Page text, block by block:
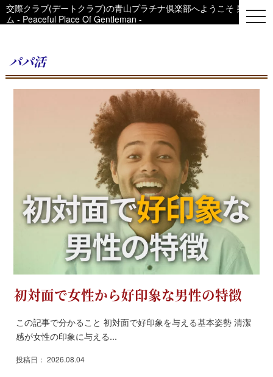
交際クラブ(デートクラブ)の青山プラチナ倶楽部へようこそ 男性用コ
ム - Peaceful Place Of Gentleman -
パパ活
初対面で女性から好印象な男性の特徴
この記事で分かること 初対面で好印象を与える基本姿勢 清潔
感が女性の印象に与える...
投稿日： 2026.08.04